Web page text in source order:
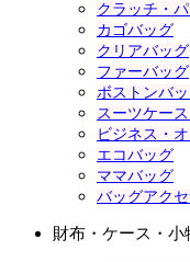
クラッチ・
カゴバッグ
クリアバッグ
ファーバッグ
ボストンバ
スーツケー
ビジネス・
エコバッグ
ママバッグ
バッグアク
財布・ケース・小